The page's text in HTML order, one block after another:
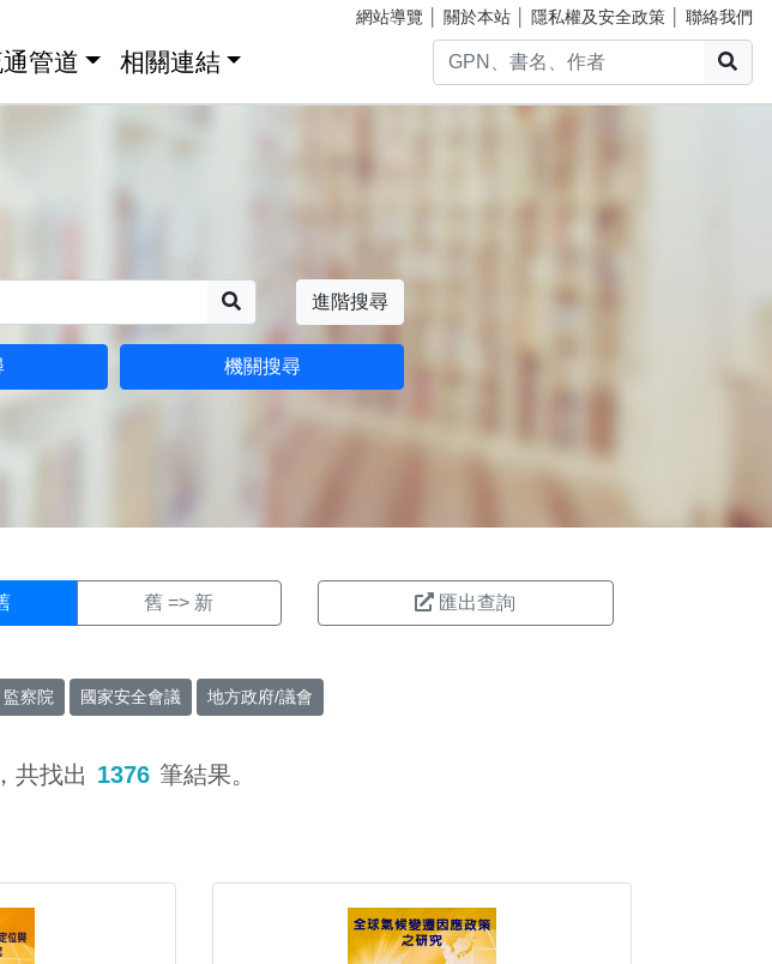
網站導覽 關於本站 隱私權及安全政策 聯絡我們
管道 相關連結
進階搜尋
機關搜尋
舊 => 新 匯出查詢
監察院 國家安全會議 地方政府/議會
共找出 1376 筆結果。